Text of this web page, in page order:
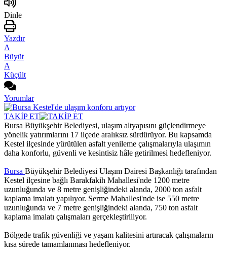
Dinle
Yazdır
A
Büyüt
A
Küçült
Yorumlar
TAKİP ET
Bursa Büyükşehir Belediyesi, ulaşım altyapısını güçlendirmeye
yönelik yatırımlarını 17 ilçede aralıksız sürdürüyor. Bu kapsamda
Kestel ilçesinde yürütülen asfalt yenileme çalışmalarıyla ulaşımın
daha konforlu, güvenli ve kesintisiz hâle getirilmesi hedefleniyor.
Bursa Büyükşehir Belediyesi Ulaşım Dairesi Başkanlığı tarafından
Kestel ilçesine bağlı Barakfakih Mahallesi'nde 1200 metre
uzunluğunda ve 8 metre genişliğindeki alanda, 2000 ton asfalt
kaplama imalatı yapılıyor. Serme Mahallesi'nde ise 550 metre
uzunluğunda ve 7 metre genişliğindeki alanda, 750 ton asfalt
kaplama imalatı çalışmaları gerçekleştiriliyor.
Bölgede trafik güvenliği ve yaşam kalitesini artıracak çalışmaların
kısa sürede tamamlanması hedefleniyor.